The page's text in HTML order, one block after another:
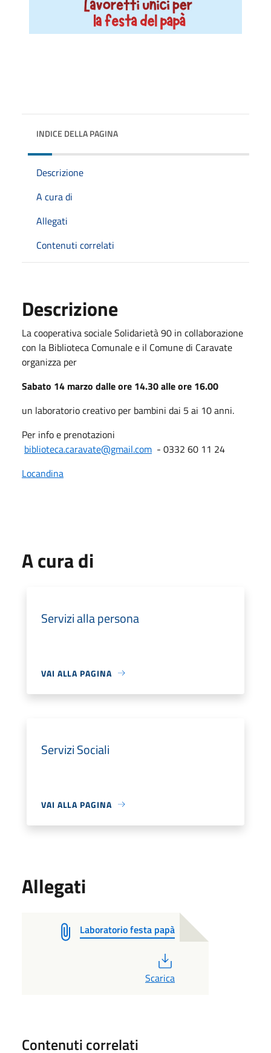
INDICE DELLA PAGINA
Descrizione
A cura di
Allegati
Contenuti correlati
Descrizione
La cooperativa sociale Solidarietà 90 in collaborazione
con la Biblioteca Comunale e il Comune di Caravate
organizza per
Sabato 14 marzo dalle ore 14.30 alle ore 16.00
un laboratorio creativo per bambini dai 5 ai 10 anni.
Per info e prenotazioni
biblioteca.caravate@gmail.com - 0332 60 11 24
Locandina
A cura di
Servizi alla persona
VAI ALLA PAGINA
Servizi Sociali
VAI ALLA PAGINA
Allegati
Laboratorio festa papà
Scarica
Contenuti correlati